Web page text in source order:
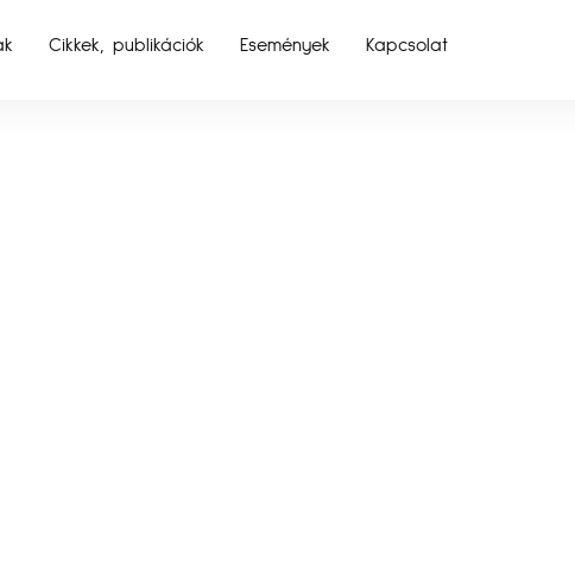
Cikkek, publikációk Események Kapcsolat